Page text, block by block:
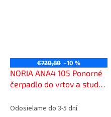
€720,80 –10 %
NORIA ANA4 105 Ponorné
čerpadlo do vrtov a studní,
káblom, 401140
Odosielame do 3-5 dní